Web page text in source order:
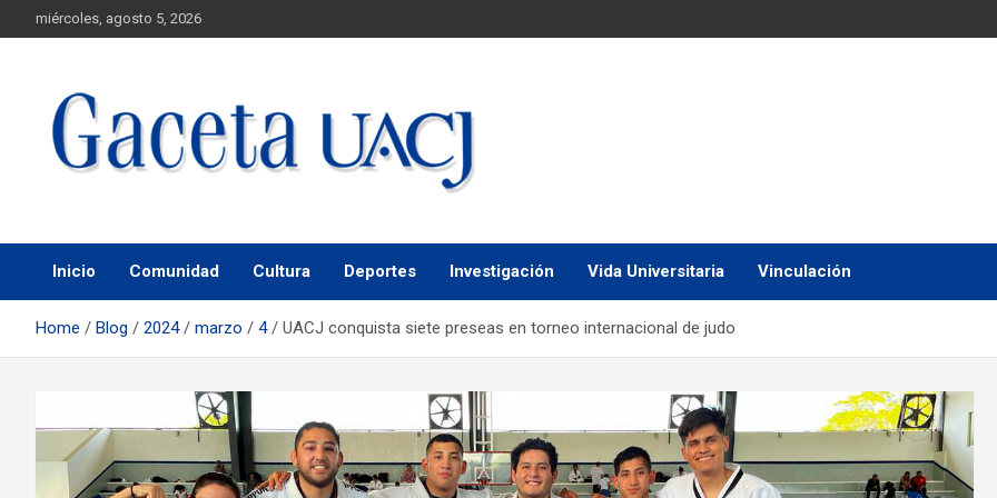
miércoles, agosto 5, 2026
Gaceta UACJ
Inicio Comunidad Cultura Deportes Investigación Vida Universitaria Vinculación
Home Blog 2024 marzo 4 UACJ conquista siete preseas en torneo internacional de judo